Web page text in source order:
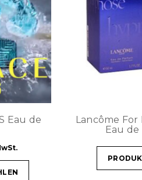
Eau de
Lancôme For
Eau de